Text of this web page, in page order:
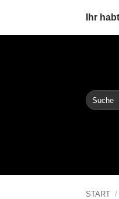
springen
Ihr
Suche
nach:
START /